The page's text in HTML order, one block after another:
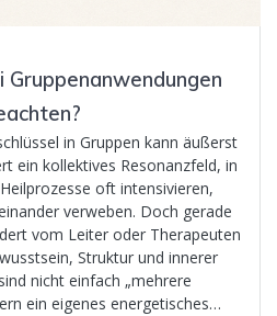
Gruppenanwendungen
in Gruppen kann äußerst
ein kollektives Resonanzfeld, in
oft intensivieren,
verweben. Doch gerade
vom Leiter oder Therapeuten
Struktur und innerer
nicht einfach „mehrere
ein eigenes energetisches…